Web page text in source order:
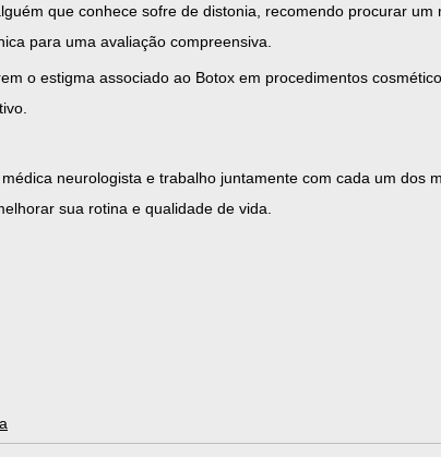
que conhece sofre de distonia, recomendo procurar um
para uma avaliação compreensiva.
o estigma associado ao Botox em procedimentos
, médica neurologista e trabalho juntamente com cada um dos
sua rotina e qualidade de vida.